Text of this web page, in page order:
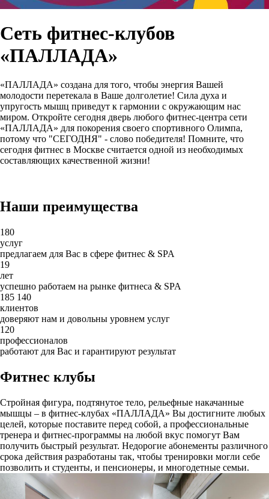
Сеть фитнес-клубов
«ПАЛЛАДА»
«ПАЛЛАДА» создана для того, чтобы энергия Вашей
молодости перетекала в Ваше долголетие! Сила духа и
упругость мышц приведут к гармонии с окружающим нас
миром. Откройте сегодня дверь любого фитнес-центра сети
«ПАЛЛАДА» для покорения своего спортивного Олимпа,
потому что "СЕГОДНЯ" - слово победителя! Помните, что
сегодня фитнес в Москве считается одной из необходимых
составляющих качественной жизни!
Наши преимущества
180
услуг
предлагаем для Вас в сфере фитнес & SPA
19
лет
успешно работаем на рынке фитнеса & SPA
185 140
клиентов
доверяют нам и довольны уровнем услуг
120
профессионалов
работают для Вас и гарантируют результат
Фитнес клубы
Стройная фигура, подтянутое тело, рельефные накачанные
мышцы – в фитнес-клубах «ПАЛЛАДА» Вы достигните любых
целей, которые поставите перед собой, а профессиональные
тренера и фитнес-программы на любой вкус помогут Вам
получить быстрый результат. Недорогие абонементы различного
срока действия разработаны так, чтобы тренировки могли себе
позволить и студенты, и пенсионеры, и многодетные семьи.